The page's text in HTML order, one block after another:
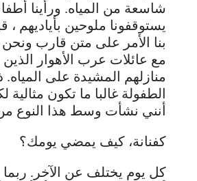
شاسعة من المياه. ورأينا
يستوقفونا ملوحين بأياديهم ،
بنا الأمر على متن قارب
مع عائلات عرب الأهوار الذين
منازلهم المشيدة على المياه.
الطفولة غالبا ما تكون مثالية
أنني نشأت وسط هذا النوع
كفنانة، كيف يمضي يومك؟
كل يوم يختلف عن الآخر. ربما